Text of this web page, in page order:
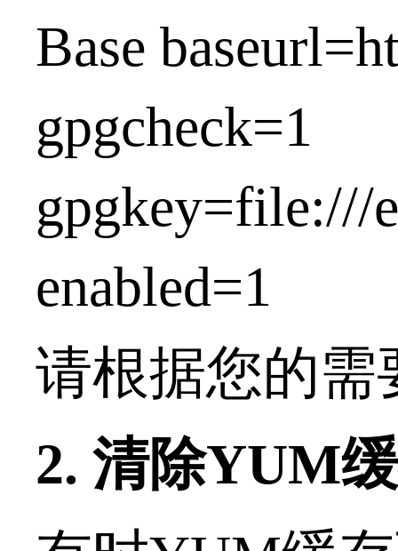
Base
gpgcheck=1
gpgkey=file:///
enabled=1
请根据您的需
2. 清除YUM